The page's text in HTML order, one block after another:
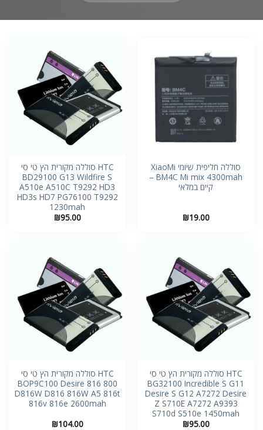
סמן קישורים
האפשרויות
סוללה חליפית שיומי XiaoMi
BM4C Mi mix 4300mah –
קיים במלאי
₪19.00
HTC סוללה מקורית הץ טי סי
BD29100 G13 Wildfire S
A510e A510C T9292 HD3
HD3s HD7 PG76100 T9292
1230mah
₪95.00
HTC סוללה מקורית הץ טי סי
BG32100 Incredible S G11
Desire S G12 A7272 Desire
Z S710E A7272 A9393
S710d S510e 1450mah
₪95.00
HTC סוללה מקורית הץ טי סי
BOP9C100 Desire 816 800
D816W D816 816W A5 816t
816v 816e 2600mah
₪104.00